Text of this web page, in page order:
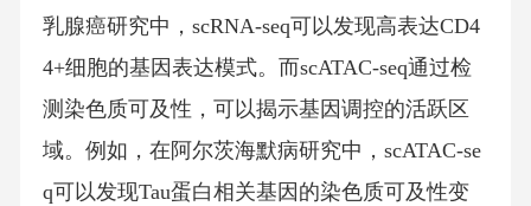
乳腺癌研究中，scRNA-seq可以发现高表达CD4
4+细胞的基因表达模式。而scATAC-seq通过检
测染色质可及性，可以揭示基因调控的活跃区
域。例如，在阿尔茨海默病研究中，scATAC-se
q可以发现Tau蛋白相关基因的染色质可及性变